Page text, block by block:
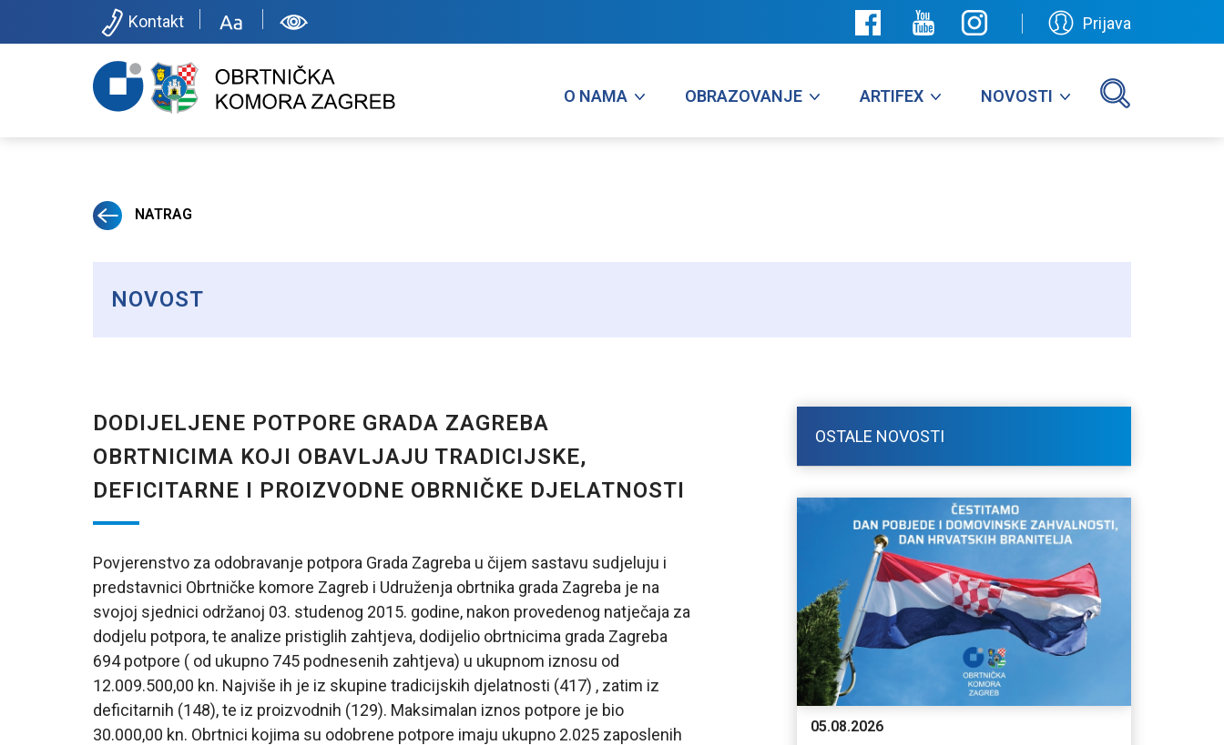
Kontakt Prijava
O NAMA OBRAZOVANJE ARTIFEX NOVOSTI
NATRAG
NOVOST
DODIJELJENE POTPORE GRADA ZAGREBA
OBRTNICIMA KOJI OBAVLJAJU TRADICIJSKE,
DEFICITARNE I PROIZVODNE OBRNIČKE DJELATNOSTI
Povjerenstvo za odobravanje potpora Grada Zagreba u čijem sastavu sudjeluju i
predstavnici Obrtničke komore Zagreb i Udruženja obrtnika grada Zagreba je na
svojoj sjednici održanoj 03. studenog 2015. godine, nakon provedenog natječaja za
dodjelu potpora, te analize pristiglih zahtjeva, dodijelio obrtnicima grada Zagreba
694 potpore ( od ukupno 745 podnesenih zahtjeva) u ukupnom iznosu od
12.009.500,00 kn. Najviše ih je iz skupine tradicijskih djelatnosti (417) , zatim iz
deficitarnih (148), te iz proizvodnih (129). Maksimalan iznos potpore je bio
30.000,00 kn. Obrtnici kojima su odobrene potpore imaju ukupno 2.025 zaposlenih
OSTALE NOVOSTI
05.08.2026